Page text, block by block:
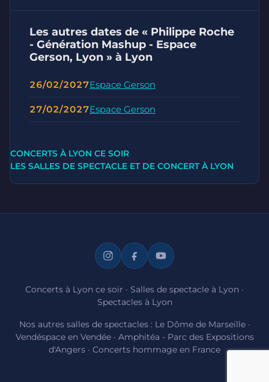
Les autres dates de « Philippe Roche
- Génération Mashup - Espace
Gerson, Lyon » à Lyon
26/02/2027Espace Gerson
27/02/2027Espace Gerson
CONCERTS À LYON CE SOIR
LES SALLES DE SPECTACLE ET DE CONCERT À LYON
Concerts à Lyon ce soir · Salles de spectacle à Lyon ·
Spectacles à Lyon
Nos autres salles de spectacles : Le Dôme de Marseille·
Vendéspace en Vendée· Amphitéa - Parc des Expositions
d'Angers · Concerts hommage en France